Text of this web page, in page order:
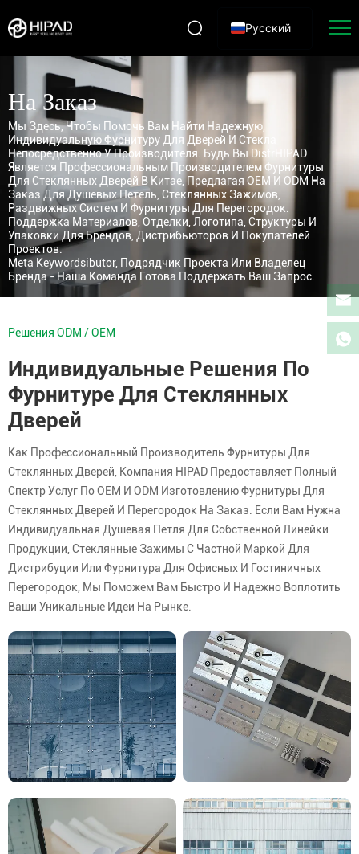
Русский
На Заказ
Мы Здесь, Чтобы Помочь Вам Найти Надежную,
Индивидуальную Фурнитуру Для Дверей И Стекла
Непосредственно У Производителя. Будь Вы DistrHIPAD
Является Профессиональным Производителем Фурнитуры
Для Стеклянных Дверей В Китае, Предлагая OEM И ODM На
Заказ Для Душевых Петель, Стеклянных Зажимов,
Раздвижных Систем И Фурнитуры Для Перегородок.
Поддержка Материалов, Отделки, Логотипа, Структуры И
Упаковки Для Брендов, Дистрибьюторов И Покупателей
Проектов.
Meta Keywordsibutor, Подрядчик Проекта Или Владелец
Бренда - Наша Команда Готова Поддержать Ваш Запрос.
Решения ODM / OEM
Индивидуальные Решения По
Фурнитуре Для Стеклянных
Дверей
Как Профессиональный Производитель Фурнитуры Для
Стеклянных Дверей, Компания HIPAD Предоставляет Полный
Спектр Услуг По OEM И ODM Изготовлению Фурнитуры Для
Стеклянных Дверей И Перегородок На Заказ. Если Вам Нужна
Индивидуальная Душевая Петля Для Собственной Линейки
Продукции, Стеклянные Зажимы С Частной Маркой Для
Дистрибуции Или Фурнитура Для Офисных И Гостиничных
Перегородок, Мы Поможем Вам Быстро И Надежно Воплотить
Ваши Уникальные Идеи На Рынке.